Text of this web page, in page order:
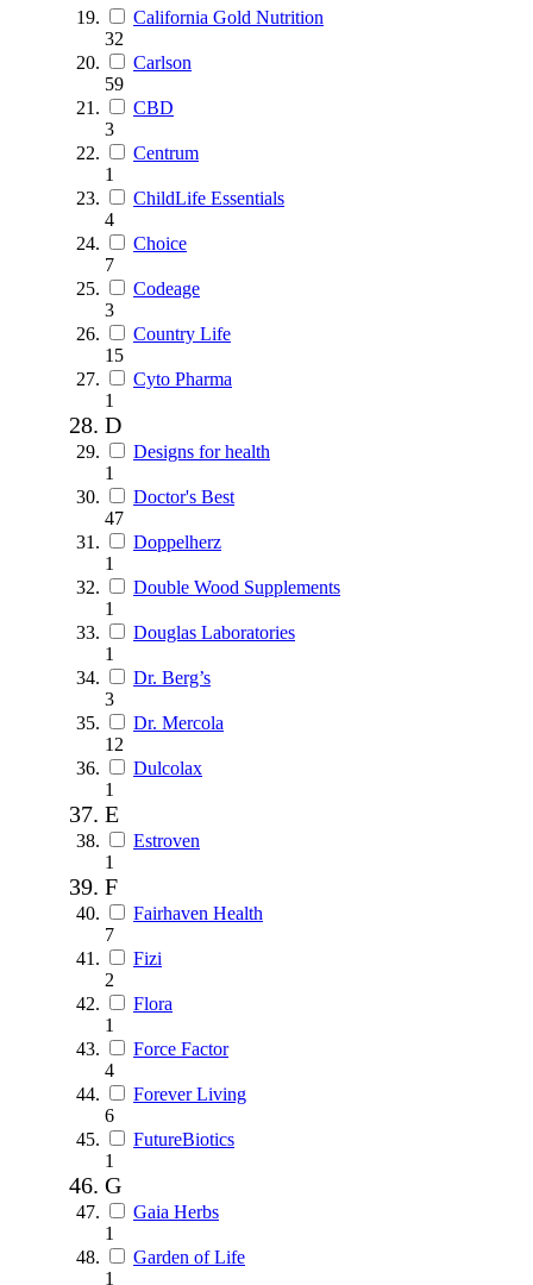
California Gold Nutrition
32
Carlson
59
CBD
3
Centrum
1
ChildLife Essentials
4
Choice
7
Codeage
3
Country Life
15
Cyto Pharma
1
D
Designs for health
1
Doctor's Best
47
Doppelherz
1
Double Wood Supplements
1
Douglas Laboratories
1
Dr. Berg’s
3
Dr. Mercola
12
Dulcolax
1
E
Estroven
1
F
Fairhaven Health
7
Fizi
2
Flora
1
Force Factor
4
Forever Living
6
FutureBiotics
1
G
Gaia Herbs
1
Garden of Life
1